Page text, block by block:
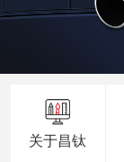
关于昌钛